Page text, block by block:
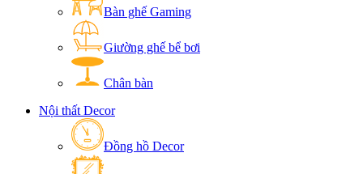
Bàn ghế Gaming
Giường ghế bể bơi
Chân bàn
Nội thất Decor
Đồng hồ Decor